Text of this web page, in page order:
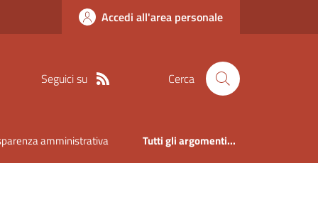
Accedi all'area personale
Seguici su Cerca
amministrativa Tutti gli argomenti...